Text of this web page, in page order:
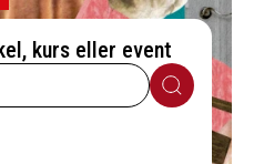
kurs eller event
Sök